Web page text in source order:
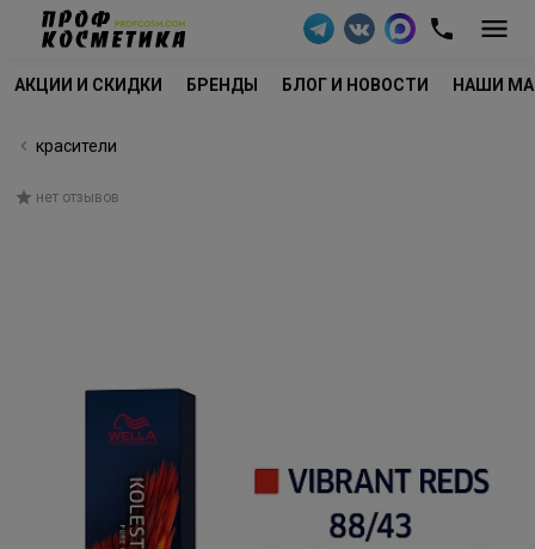
АКЦИИ И СКИДКИ БРЕНДЫ БЛОГ И НОВОСТИ НАШИ
красители
нет отзывов